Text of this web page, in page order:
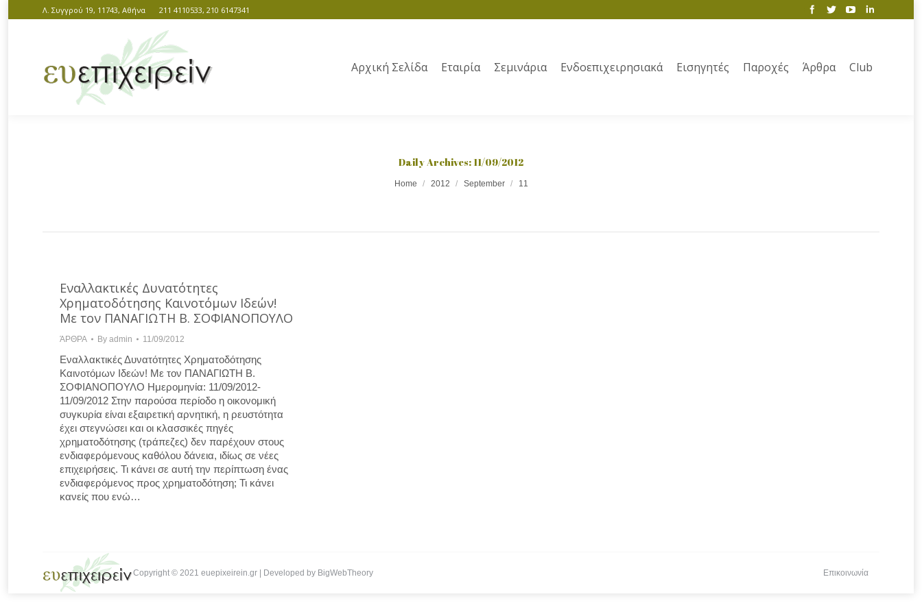
Λ. Συγγρού 19, 11743, Αθήνα 211 4110533, 210 6147341
Αρχική Σελίδα Εταιρία Σεμινάρια Ενδοεπιχειρησιακά Εισηγητές Παροχές Άρθρα Club
Daily Archives:11/09/2012
Home 2012 September 11
Εναλλακτικές Δυνατότητες
Χρηματοδότησης Καινοτόμων Ιδεών!
Με τον ΠΑΝΑΓΙΩΤΗ Β. ΣΟΦΙΑΝΟΠΟΥΛΟ
ΆΡΘΡΑ By admin 11/09/2012
Εναλλακτικές Δυνατότητες Χρηματοδότησης
Καινοτόμων Ιδεών! Με τον ΠΑΝΑΓΙΩΤΗ Β.
ΣΟΦΙΑΝΟΠΟΥΛΟ Hμερομηνία: 11/09/2012-
11/09/2012 Στην παρούσα περίοδο η οικονομική
συγκυρία είναι εξαιρετική αρνητική, η ρευστότητα
έχει στεγνώσει και οι κλασσικές πηγές
χρηματοδότησης (τράπεζες) δεν παρέχουν στους
ενδιαφερόμενους καθόλου δάνεια, ιδίως σε νέες
επιχειρήσεις. Τι κάνει σε αυτή την περίπτωση ένας
ενδιαφερόμενος προς χρηματοδότηση; Τι κάνει
κανείς που ενώ…
Copyright © 2021 euepixeirein.gr | Developed by BigWebTheory Επικοινωνία